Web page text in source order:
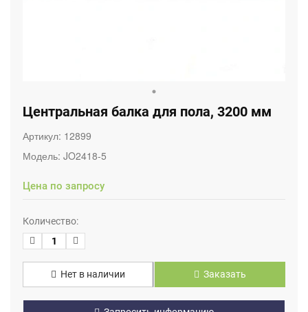
Центральная балка для пола, 3200 мм
Артикул: 12899
Модель: JO2418-5
Цена по запросу
Количество:
Нет в наличии Заказать